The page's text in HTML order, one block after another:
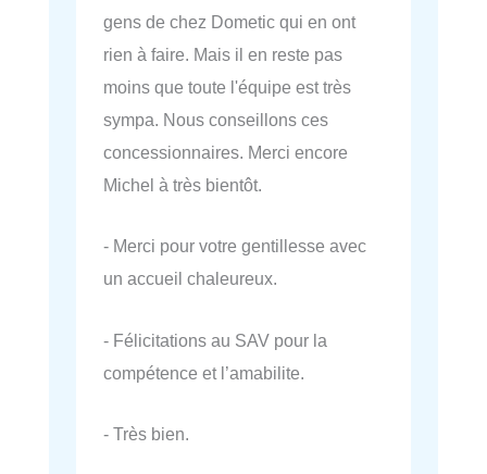
gens de chez Dometic qui en ont
rien à faire. Mais il en reste pas
moins que toute l'équipe est très
sympa. Nous conseillons ces
concessionnaires. Merci encore
Michel à très bientôt.
- Merci pour votre gentillesse avec
un accueil chaleureux.
- Félicitations au SAV pour la
compétence et l’amabilite.
- Très bien.